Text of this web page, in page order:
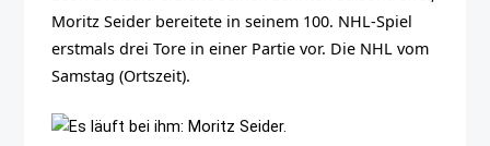
Moritz Seider bereitete in seinem 100. NHL-Spiel
erstmals drei Tore in einer Partie vor. Die NHL vom
Samstag (Ortszeit).